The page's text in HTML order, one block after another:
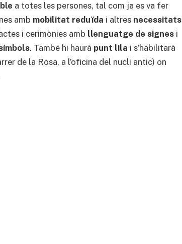
a totes les persones, tal com ja es va fer
amb mobilitat reduïda i altres necessitats
i cerimònies amb llenguatge de signes i
. També hi haurà punt lila i s’habilitarà
de la Rosa, a l’oficina del nucli antic) on